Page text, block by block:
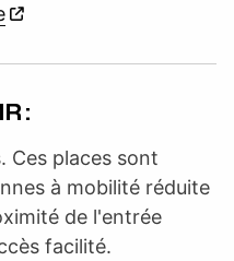
:
Ces places sont
à mobilité réduite
de l'entrée
facilité.